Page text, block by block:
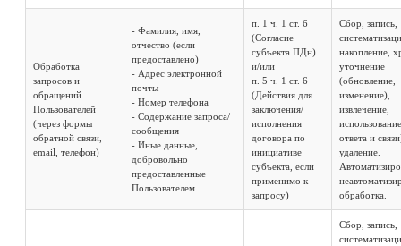
Обработка
запросов и
обращений
Пользователей
(через формы
обратной связи,
email, телефон)
- Фамилия, имя,
отчество (если
предоставлено)
- Адрес электронной
почты
- Номер телефона
- Содержание запроса/
сообщения
- Иные данные,
добровольно
предоставленные
Пользователем
п. 1 ч. 1 ст. 6
(Согласие
субъекта ПДн)
и/или
п. 5 ч. 1 ст. 6
(Действия для
заключения/
исполнения
договора по
инициативе
субъекта, если
применимо к
запросу)
Сбор, запись,
накопление,
уточнение
(обновление,
изменение),
извлечение,
ответа и
удаление.
обработка.
Сбор, запись,